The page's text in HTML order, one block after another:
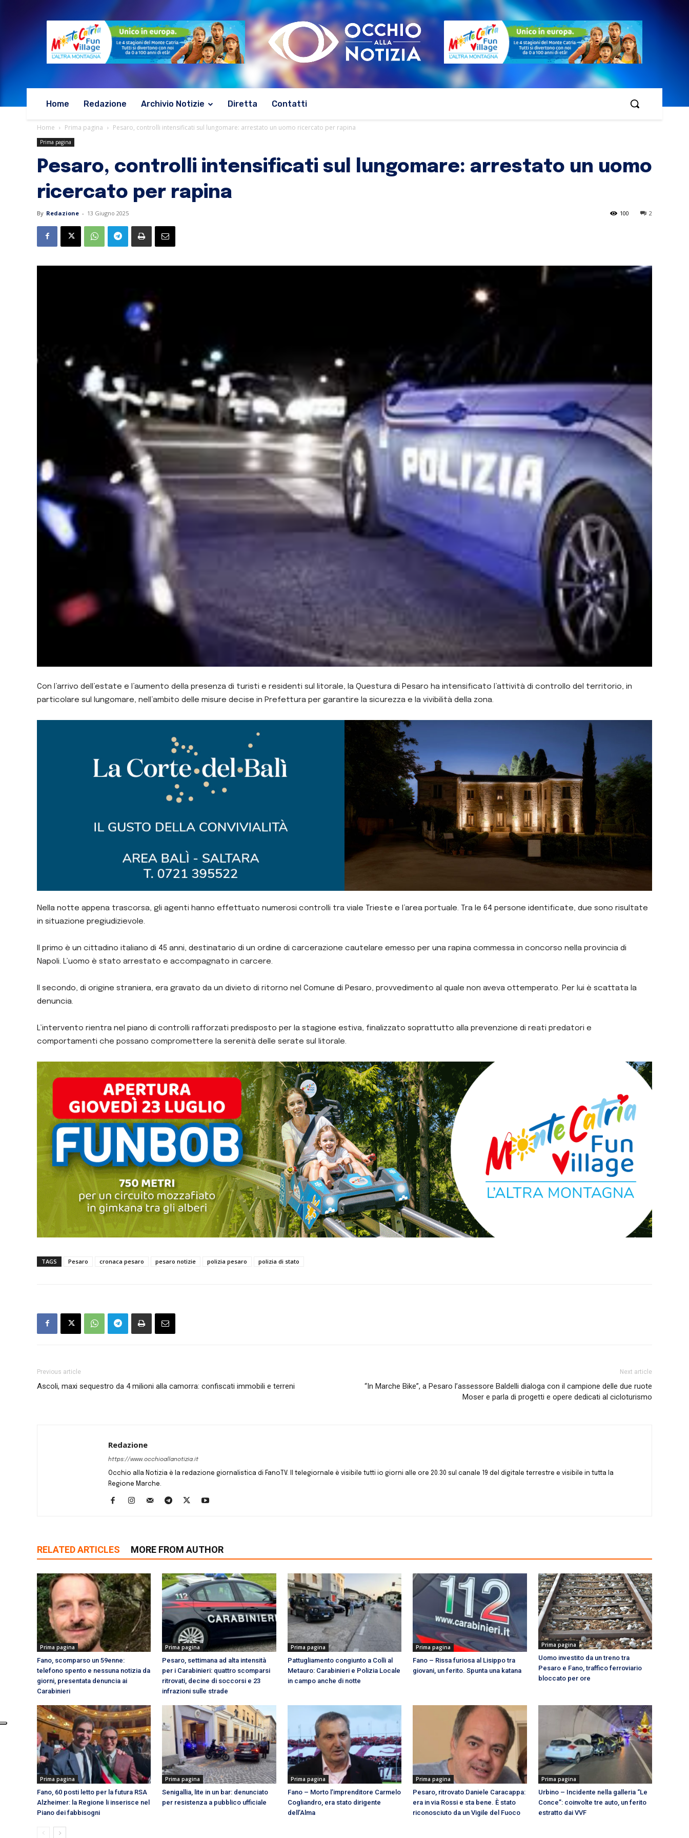
Home Redazione Archivio Notizie Diretta Contatti
Home Prima pagina Pesaro, controlli intensificati sul lungomare: arrestato un uomo ricercato per rapina
Prima pagina
Pesaro, controlli intensificati sul lungomare: arrestato un uomo
ricercato per rapina
By Redazione - 13 Giugno 2025 2
100
Con l’arrivo dell’estate e l’aumento della presenza di turisti e residenti sul litorale, la Questura di Pesaro ha intensificato l’attività di controllo del territorio, in
particolare sul lungomare, nell’ambito delle misure decise in Prefettura per garantire la sicurezza e la vivibilità della zona.
Nella notte appena trascorsa, gli agenti hanno effettuato numerosi controlli tra viale Trieste e l’area portuale. Tra le 64 persone identificate, due sono risultate
in situazione pregiudizievole.
Il primo è un cittadino italiano di 45 anni, destinatario di un ordine di carcerazione cautelare emesso per una rapina commessa in concorso nella provincia di
Napoli. L’uomo è stato arrestato e accompagnato in carcere.
Il secondo, di origine straniera, era gravato da un divieto di ritorno nel Comune di Pesaro, provvedimento al quale non aveva ottemperato. Per lui è scattata la
denuncia.
L’intervento rientra nel piano di controlli rafforzati predisposto per la stagione estiva, finalizzato soprattutto alla prevenzione di reati predatori e
comportamenti che possano compromettere la serenità delle serate sul litorale.
TAGS Pesaro cronaca pesaro pesaro notizie polizia pesaro polizia di stato
Previous article
Ascoli, maxi sequestro da 4 milioni alla camorra: confiscati immobili e terreni
Next article
“In Marche Bike”, a Pesaro l’assessore Baldelli dialoga con il campione delle due ruote
Moser e parla di progetti e opere dedicati al cicloturismo
Redazione
https://www.occhioallanotizia.it
Occhio alla Notizia è la redazione giornalistica di FanoTV. Il telegiornale è visibile tutti io giorni alle ore 20.30 sul canale 19 del digitale terrestre e visibile in tutta la
Regione Marche.
RELATED ARTICLES MORE FROM AUTHOR
Prima pagina
Fano, scomparso un 59enne:
telefono spento e nessuna notizia da
giorni, presentata denuncia ai
Carabinieri
Prima pagina
Pesaro, settimana ad alta intensità
per i Carabinieri: quattro scomparsi
ritrovati, decine di soccorsi e 23
infrazioni sulle strade
Prima pagina
Pattugliamento congiunto a Colli al
Metauro: Carabinieri e Polizia Locale
in campo anche di notte
Prima pagina
Fano – Rissa furiosa al Lisippo tra
giovani, un ferito. Spunta una katana
Prima pagina
Uomo investito da un treno tra
Pesaro e Fano, traffico ferroviario
bloccato per ore
Prima pagina
Fano, 60 posti letto per la futura RSA
Alzheimer: la Regione li inserisce nel
Piano dei fabbisogni
Prima pagina
Senigallia, lite in un bar: denunciato
per resistenza a pubblico ufficiale
Prima pagina
Fano – Morto l’imprenditore Carmelo
Cogliandro, era stato dirigente
dell’Alma
Prima pagina
Pesaro, ritrovato Daniele Caracappa:
era in via Rossi e sta bene. È stato
riconosciuto da un Vigile del Fuoco
Prima pagina
Urbino – Incidente nella galleria “Le
Conce”: coinvolte tre auto, un ferito
estratto dai VVF